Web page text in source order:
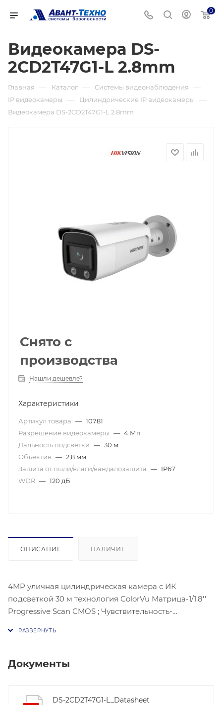
0
Видеокамера DS-
2CD2T47G1-L 2.8mm
Главная — Каталог — Системы видеонаблюдения —
IP видеокамеры — Цилиндрические IP видеокамеры —
Видеокамера DS-2CD2T47G1-L 2.8mm
Снято с
производства
Нашли дешевле?
Характеристики
Артикул товара — 10781
Разрешение видеокамеры — 4 Мп
Дальность подсветки — 30 м
Объектив — 2,8 мм
Защита от пыли/влаги/вандалозащита — IP67
WDR — 120 дБ
ОПИСАНИЕ НАЛИЧИЕ
4MP уличная цилиндрическая камера с ИК
подсветкой 30 м технология ColorVu Матрица-1/1.8''
Progressive Scan CMOS ; Чувствительность-
Документы
DS-2CD2T47G1-L_Datasheet